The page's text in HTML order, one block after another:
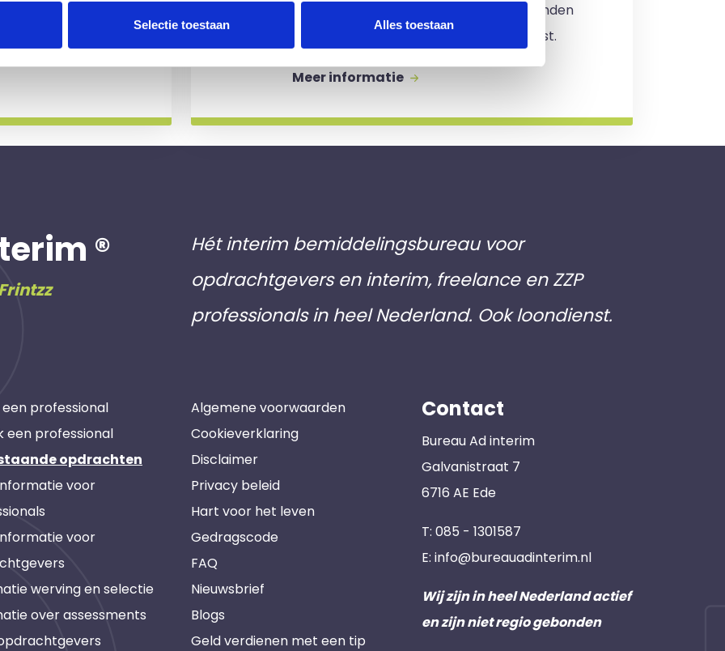
Selectie toestaan Alles toestaan
als een
gaat.
werkdagen). Er zijn
verbonden
aan inschrijving en je zit nergens aan vast.
Meer informatie
®
Hét interim bemiddelingsbureau voor
opdrachtgevers en interim, freelance en ZZP
professionals in heel Nederland. Ook loondienst.
professional
een professional
opdrachten
voor
voor
werving en selectie
over assessments
Algemene voorwaarden
Cookieverklaring
Disclaimer
Privacy beleid
Hart voor het leven
Gedragscode
FAQ
Nieuwsbrief
Blogs
Geld verdienen met een tip
Contact
Bureau Ad interim
Galvanistraat 7
6716 AE Ede
T: 085 - 1301587
E: info@bureauadinterim.nl
Wij zijn in heel Nederland actief
en zijn niet regio gebonden